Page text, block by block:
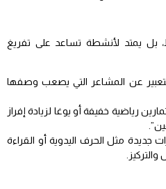
بل يمتد لأنشطة تساعد على تفريغ
عن المشاعر التي يصعب وصفها
رياضية خفيفة أو يوغا لزيادة إفراز
جديدة مثل الحرف اليدوية أو القراءة
والتركيز.